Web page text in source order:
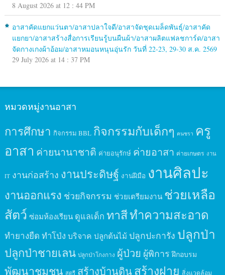
8 August 2026 at 12 : 44 PM
อาสาคัดแยกแว่นตา/อาสาปลาใจดี/อาสาจัดชุดเมล็ดพันธุ์/อาสาคัด
แยกยา/อาสาสร้างสื่อการเรียนรู้บนผืนผ้า/อาสาผลิตแฟลชการ์ด/อาสา
จัดกางเกงผ้าอ้อม/อาสาหมอนหนุนอุ่นรัก วันที่ 22-23, 29-30 ส.ค. 2569
29 July 2026 at 14 : 37 PM
หมวดหมู่งานอาสา
การศึกษา กิจกรรม BBL กิจกรรมกับเด็กๆ คนชรา ครู
อาสา ค่ายนานาชาติ ค่ายอนุรักษ์ ค่ายอาสา ค่ายเกษตร งาน
IT งานก่อสร้าง งานประดิษฐ์ งานฝีมือ งานศิลปะ
งานออกแรง ช่วยกิจกรรม ช่วยเตรียมงาน ช่วยเหลือ
สัตว์ ซ่อมห้องเรียน ดูแลเด็ก ทาสีทำความสะอาด
ทำยางยืด ทำโป่ง บริจาค ปลูกต้นไม้ ปลูกปะการัง ปลูกป่า
ปลูกป่าชายเลน ปลูกป่าโกงกาง ผู้ป่วย ผู้พิการ ฝึกอบรม
พัฒนาชุมชน สตรี สร้างบ้านดินสร้างฝาย สิ่งแวดล้อม